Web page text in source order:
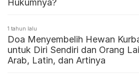
Hukumnya?
1 tahun lalu
Doa Menyembelih Hewan
untuk Diri Sendiri dan Orang
Arab, Latin, dan Artinya